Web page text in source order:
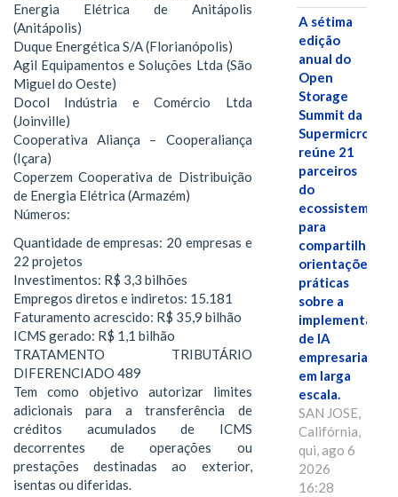
Energia Elétrica de Anitápolis
(Anitápolis)
Duque Energética S/A (Florianópolis)
Agil Equipamentos e Soluções Ltda (São
Miguel do Oeste)
Docol Indústria e Comércio Ltda
(Joinville)
Cooperativa Aliança – Cooperaliança
(Içara)
Coperzem Cooperativa de Distribuição
de Energia Elétrica (Armazém)
Números:
Quantidade de empresas: 20 empresas e
22 projetos
Investimentos: R$ 3,3 bilhões
Empregos diretos e indiretos: 15.181
Faturamento acrescido: R$ 35,9 bilhão
ICMS gerado: R$ 1,1 bilhão
TRATAMENTO TRIBUTÁRIO
DIFERENCIADO 489
Tem como objetivo autorizar limites
adicionais para a transferência de
créditos acumulados de ICMS
decorrentes de operações ou
prestações destinadas ao exterior,
isentas ou diferidas.
A sétima
edição
anual do
Open
Storage
Summit da
Supermicro
reúne 21
parceiros
do
ecossistema
para
compartilhar
orientações
práticas
sobre a
implementação
de IA
empresarial
em larga
escala.
SAN JOSE,
Califórnia,
qui, ago 6
2026
16:28